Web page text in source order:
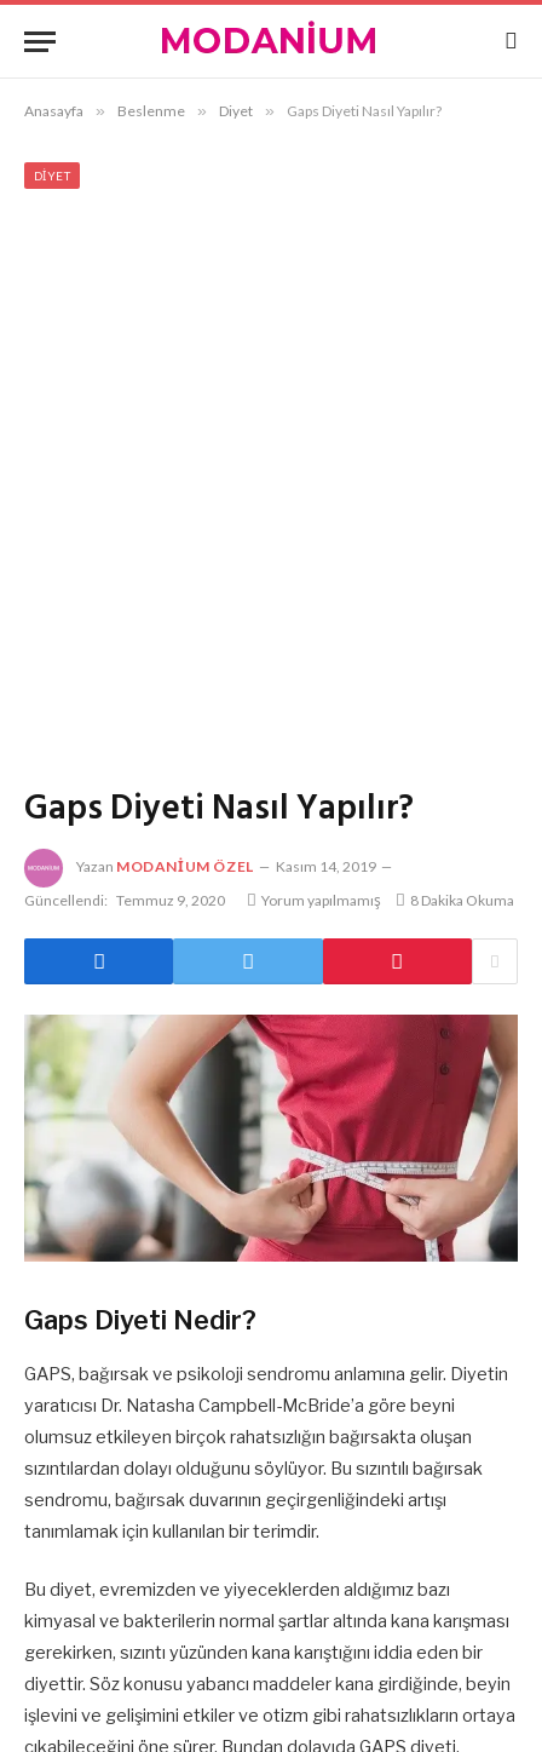
Anasayfa » Beslenme » Diyet » Gaps Diyeti Nasıl Yapılır?
DIYET
Gaps Diyeti Nasıl Yapılır?
Yazan MODANIUM ÖZEL
Kasım 14, 2019
Güncellendi: Temmuz 9, 2020 Yorum yapılmamış 8 Dakika Okuma
Gaps Diyeti Nedir?
GAPS, bağırsak ve psikoloji sendromu anlamına gelir. Diyetin
yaratıcısı Dr. Natasha Campbell-McBride’a göre beyni
olumsuz etkileyen birçok rahatsızlığın bağırsakta oluşan
sızıntılardan dolayı olduğunu söylüyor. Bu sızıntılı bağırsak
sendromu, bağırsak duvarının geçirgenliğindeki artışı
tanımlamak için kullanılan bir terimdir.
Bu diyet, evremizden ve yiyeceklerden aldığımız bazı
kimyasal ve bakterilerin normal şartlar altında kana karışması
gerekirken, sızıntı yüzünden kana karıştığını iddia eden bir
diyettir. Söz konusu yabancı maddeler kana girdiğinde, beyin
işlevini ve gelişimini etkiler ve otizm gibi rahatsızlıkların ortaya
çıkabileceğini öne sürer. Bundan dolayıda GAPS diyeti,